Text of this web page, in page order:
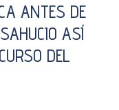
ANTES DE
ASÍ
DEL